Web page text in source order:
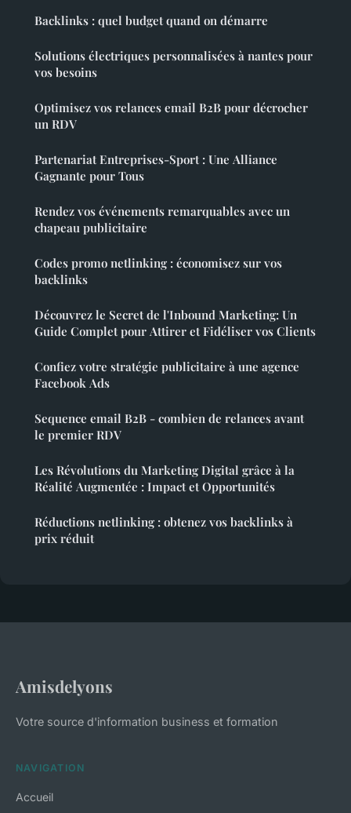
Backlinks : quel budget quand on démarre
Solutions électriques personnalisées à nantes pour
vos besoins
Optimisez vos relances email B2B pour décrocher
un RDV
Partenariat Entreprises-Sport : Une Alliance
Gagnante pour Tous
Rendez vos événements remarquables avec un
chapeau publicitaire
Codes promo netlinking : économisez sur vos
backlinks
Découvrez le Secret de l'Inbound Marketing: Un
Guide Complet pour Attirer et Fidéliser vos Clients
Confiez votre stratégie publicitaire à une agence
Facebook Ads
Sequence email B2B - combien de relances avant
le premier RDV
Les Révolutions du Marketing Digital grâce à la
Réalité Augmentée : Impact et Opportunités
Réductions netlinking : obtenez vos backlinks à
prix réduit
Amisdelyons
Votre source d'information business et formation
NAVIGATION
Accueil